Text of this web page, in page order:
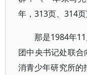
年，313页、314
那是1984年
团中央书记处联
消青少年研究所的